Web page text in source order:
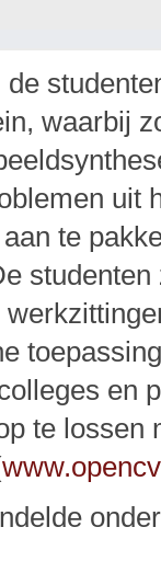
waarbij
uit
te
en
te